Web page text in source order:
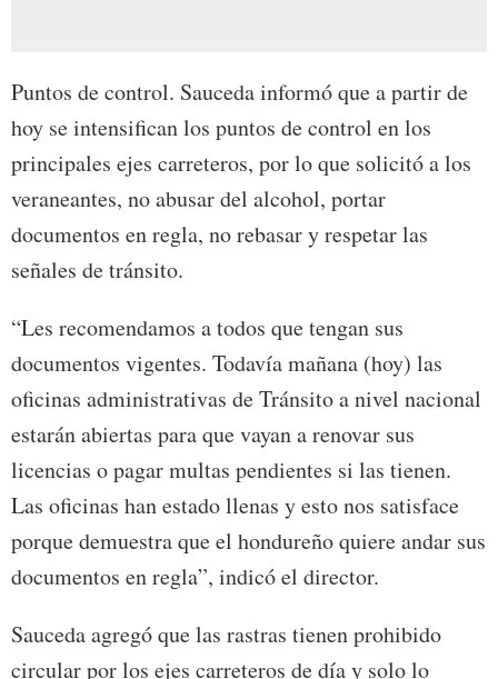
Puntos de control. Sauceda informó que a partir de
hoy se intensifican los puntos de control en los
principales ejes carreteros, por lo que solicitó a los
veraneantes, no abusar del alcohol, portar
documentos en regla, no rebasar y respetar las
señales de tránsito.
“Les recomendamos a todos que tengan sus
documentos vigentes. Todavía mañana (hoy) las
oficinas administrativas de Tránsito a nivel nacional
estarán abiertas para que vayan a renovar sus
licencias o pagar multas pendientes si las tienen.
Las oficinas han estado llenas y esto nos satisface
porque demuestra que el hondureño quiere andar sus
documentos en regla”, indicó el director.
Sauceda agregó que las rastras tienen prohibido
circular por los ejes carreteros de día y solo lo